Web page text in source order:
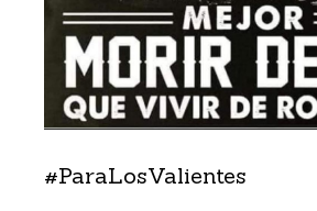
#ParaLosValientes